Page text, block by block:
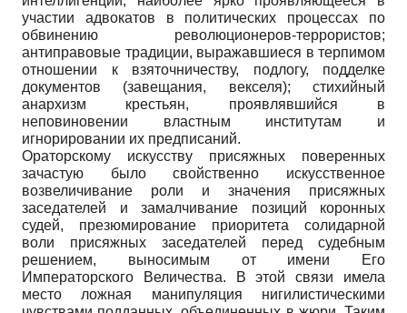
участии адвокатов в политических процессах по
обвинению революционеров-террористов;
антиправовые традиции, выражавшиеся в терпимом
отношении к взяточничеству, подлогу, подделке
документов (завещания, векселя); стихийный
анархизм крестьян, проявлявшийся в
неповиновении властным институтам и
игнорировании их предписаний.
Ораторскому искусству присяжных поверенных
зачастую было свойственно искусственное
возвеличивание роли и значения присяжных
заседателей и замалчивание позиций коронных
судей, презюмирование приоритета солидарной
воли присяжных заседателей перед судебным
решением, выносимым от имени Его
Императорского Величества. В этой связи имела
место ложная манипуляция нигилистическими